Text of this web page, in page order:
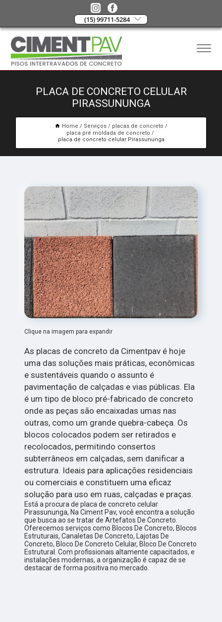
(15) 99711-5284
PLACA DE CONCRETO CELULAR
PIRASSUNUNGA
Home Serviços
placas de concreto
placa pré moldada de concreto
placa de concreto celular Pirassununga
Clique na imagem para expandir
As placas de concreto da Cimentpav é hoje
uma das soluções mais práticas, econômicas
e sustentáveis quando o assunto é
pavimentação de calçadas e vias públicas. Ela
é um tipo de bloco pré-fabricado de concreto
onde as peças são encaixadas umas nas
outras, como um grande quebra-cabeça. Os
blocos colocados podem ser retirados e
recolocados, permitindo consertos
subterrâneos em calçadas, sem danificar a
estrutura. Ideais para aplicações residenciais
ou comerciais e constituem uma eficaz
solução para uso em ruas, calçadas e praças.
Está a procura de placa de concreto celular
Pirassununga, Na Ciment Pav, você encontra a solução
que busca ao se tratar de Artefatos De Concreto.
Oferecemos serviços como Blocos De Concreto, Blocos
Estruturais, Canaletas De Concreto, Lajotas De
Concreto, Bloco De Concreto Celular, Bloco De Concreto
Estrutural. Com profissionais altamente capacitados, e
instalações modernas, a organização é capaz de se
destacar de forma positiva no mercado.